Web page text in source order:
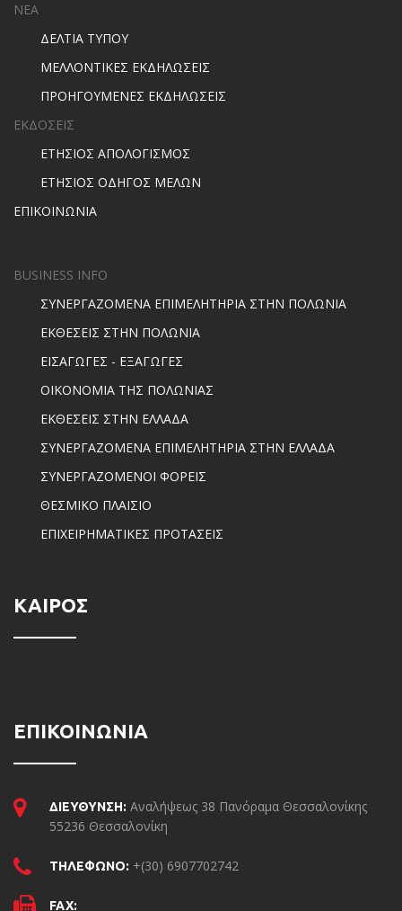
ΝΕΑ
ΔΕΛΤΙΑ ΤΥΠΟΥ
ΜΕΛΛΟΝΤΙΚΕΣ ΕΚΔΗΛΩΣΕΙΣ
ΠΡΟΗΓΟΥΜΕΝΕΣ ΕΚΔΗΛΩΣΕΙΣ
ΕΚΔΟΣΕΙΣ
ΕΤΗΣΙΟΣ ΑΠΟΛΟΓΙΣΜΟΣ
ΕΤΗΣΙΟΣ ΟΔΗΓΟΣ ΜΕΛΩΝ
ΕΠΙΚΟΙΝΩΝΙΑ
BUSINESS INFO
ΣΥΝΕΡΓΑΖΟΜΕΝΑ ΕΠΙΜΕΛΗΤΗΡΙΑ ΣΤΗΝ ΠΟΛΩΝΙΑ
ΕΚΘΕΣΕΙΣ ΣΤΗΝ ΠΟΛΩΝΙΑ
ΕΙΣΑΓΩΓΕΣ - ΕΞΑΓΩΓΕΣ
ΟΙΚΟΝΟΜΙΑ ΤΗΣ ΠΟΛΩΝΙΑΣ
ΕΚΘΕΣΕΙΣ ΣΤΗΝ ΕΛΛΑΔΑ
ΣΥΝΕΡΓΑΖΟΜΕΝΑ ΕΠΙΜΕΛΗΤΗΡΙΑ ΣΤΗΝ ΕΛΛΑΔΑ
ΣΥΝΕΡΓΑΖΟΜΕΝΟΙ ΦΟΡΕΙΣ
ΘΕΣΜΙΚΟ ΠΛΑΙΣΙΟ
ΕΠΙΧΕΙΡΗΜΑΤΙΚΕΣ ΠΡΟΤΑΣΕΙΣ
ΚΑΙΡΟΣ
ΕΠΙΚΟΙΝΩΝΙΑ
ΔΙΕΥΘΥΝΣΗ: Αναλήψεως 38 Πανόραμα Θεσσαλονίκης
55236 Θεσσαλονίκη
ΤΗΛΕΦΩΝΟ: +(30) 6907702742
FAX: